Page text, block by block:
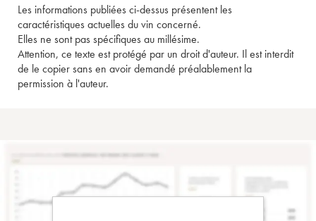
Les informations publiées ci-dessus présentent les
caractéristiques actuelles du vin concerné.
Elles ne sont pas spécifiques au millésime.
Attention, ce texte est protégé par un droit d'auteur. Il est interdit
de le copier sans en avoir demandé préalablement la
permission à l'auteur.